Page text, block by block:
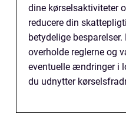
dine kørselsaktiviteter
reducere din
betydelige
overholde reglerne og
eventuelle ændringer i
du udnytter